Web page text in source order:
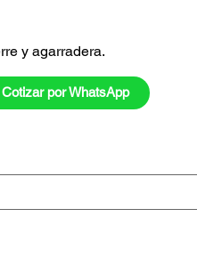
y agarradera.
Cotizar por WhatsApp